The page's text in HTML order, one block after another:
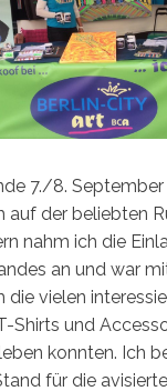
7./8.
auf der beliebten
nahm ich die
an und war
die vielen
Shirts und
konnten. Ich
für die